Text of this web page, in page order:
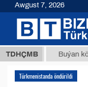
TDHÇMBBuýan köküniň
Türkmenistanda öndürildi
Awgust 7, 2026